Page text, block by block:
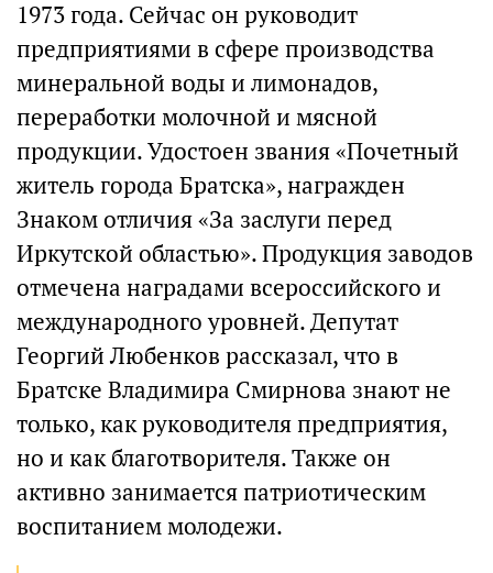
1973 года. Сейчас он руководит
предприятиями в сфере производства
минеральной воды и лимонадов,
переработки молочной и мясной
продукции. Удостоен звания «Почетный
житель города Братска», награжден
Знаком отличия «За заслуги перед
Иркутской областью». Продукция заводов
отмечена наградами всероссийского и
международного уровней. Депутат
Георгий Любенков рассказал, что в
Братске Владимира Смирнова знают не
только, как руководителя предприятия,
но и как благотворителя. Также он
активно занимается патриотическим
воспитанием молодежи.